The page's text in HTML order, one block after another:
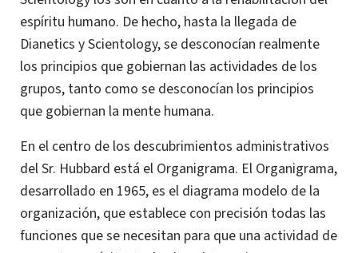
espíritu humano. De hecho, hasta la llegada de
Dianetics y Scientology, se desconocían realmente
los principios que gobiernan las actividades de los
grupos, tanto como se desconocían los principios
que gobiernan la mente humana.
En el centro de los descubrimientos administrativos
del Sr. Hubbard está el Organigrama. El Organigrama,
desarrollado en 1965, es el diagrama modelo de la
organización, que establece con precisión todas las
funciones que se necesitan para que una actividad de